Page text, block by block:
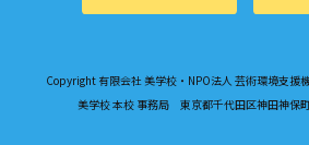
Copyright 有限会社 美学校・NPO法人 芸術環境支援
美学校 本校 事務局 東京都千代田区神田神保